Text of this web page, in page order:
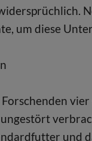
um diese
und